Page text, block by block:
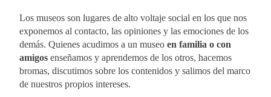
Los museos son lugares de alto voltaje social en los que nos
exponemos al contacto, las opiniones y las emociones de los
demás. Quienes acudimos a un museo en familia o con
amigos enseñamos y aprendemos de los otros, hacemos
bromas, discutimos sobre los contenidos y salimos del marco
de nuestros propios intereses.